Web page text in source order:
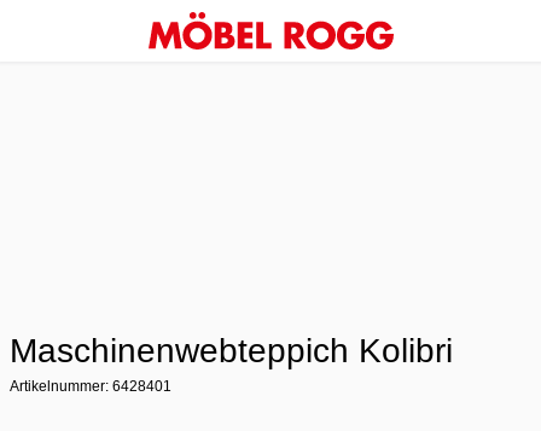
Maschinenwebteppich Kolibri
Artikelnummer: 6428401